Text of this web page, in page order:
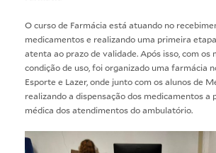
O curso de Farmácia está atuando no
medicamentos e realizando uma primeira
atenta ao prazo de validade. Após isso, com os
condição de uso, foi organizado uma farmácia
Esporte e Lazer, onde junto com os alunos de
realizando a dispensação dos medicamentos a
médica dos atendimentos do ambulatório.